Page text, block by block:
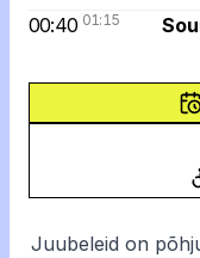
Juubeleid on
00:40 01:15